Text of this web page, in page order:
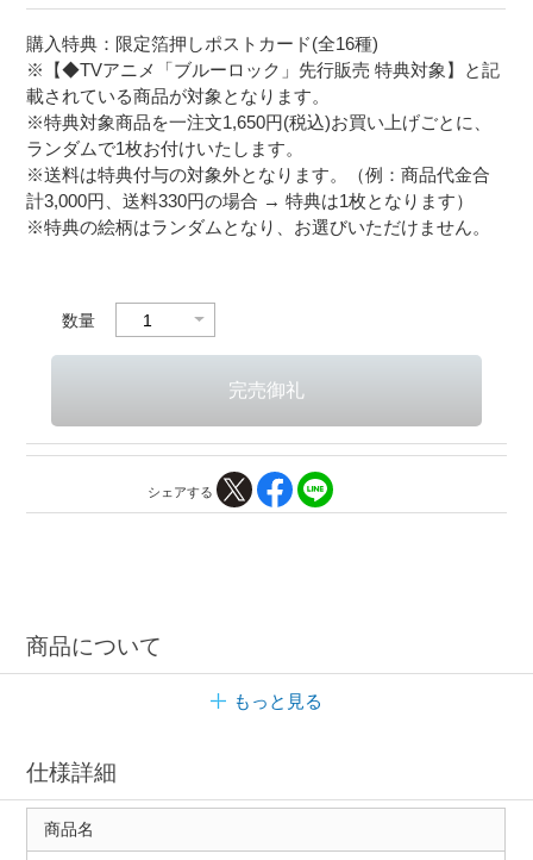
購入特典：限定箔押しポストカード(全16種)
※【◆TVアニメ「ブルーロック」先行販売 特典対象】と記
載されている商品が対象となります。
※特典対象商品を一注文1,650円(税込)お買い上げごとに、
ランダムで1枚お付けいたします。
※送料は特典付与の対象外となります。（例：商品代金合
計3,000円、送料330円の場合 → 特典は1枚となります）
※特典の絵柄はランダムとなり、お選びいただけません。
数量
シェアする
商品について
もっと見る
仕様詳細
商品名